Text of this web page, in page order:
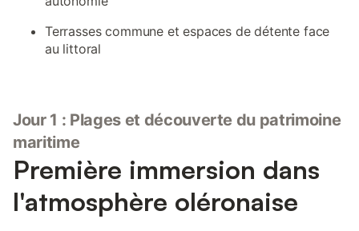
Terrasses commune et espaces de détente face
au littoral
Jour 1 : Plages et découverte du patrimoine
maritime
Première immersion dans
l'atmosphère oléronaise